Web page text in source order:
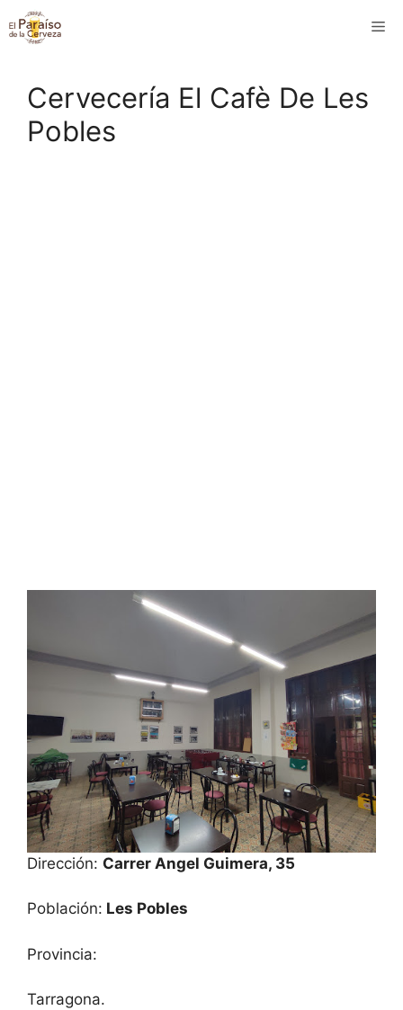
Saltar
al
Cervecería El Cafè De Les
Pobles
Dirección: Carrer Angel Guimera, 35
Población: Les Pobles
Provincia:
Tarragona.